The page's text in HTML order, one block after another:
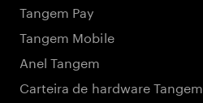
Tangem Pay
Tangem Mobile
Anel Tangem
Carteira de hardware Tangem